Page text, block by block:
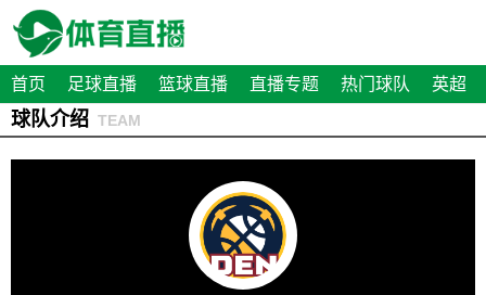
首页 足球直播 篮球直播 直播专题 热门球队 英超
球队介绍 TEAM